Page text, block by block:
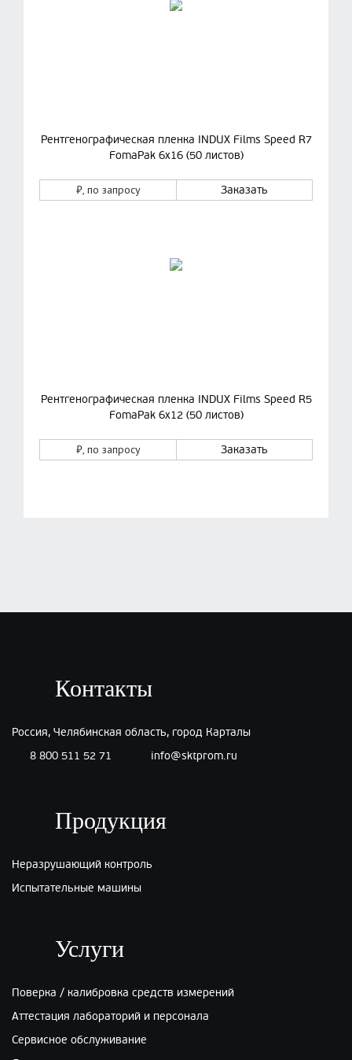
Рентгенографическая пленка INDUX Films Speed R7
FomaPak 6х16 (50 листов)
₽, по запросу Заказать
Рентгенографическая пленка INDUX Films Speed R5
FomaPak 6х12 (50 листов)
₽, по запросу Заказать
Контакты
Россия, Челябинская область, город Карталы
8 800 511 52 71
info@sktprom.ru
Продукция
Неразрушающий контроль
Испытательные машины
Услуги
Поверка / калибровка средств измерений
Аттестация лабораторий и персонала
Сервисное обслуживание